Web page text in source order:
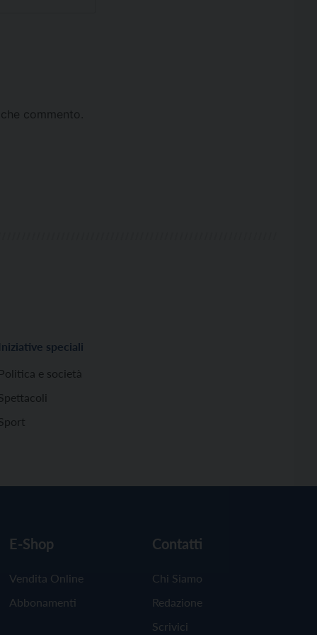
commento.
Iniziative speciali
Politica e società
E-Shop
Vendita Online
Abbonamenti
Contatti
Chi Siamo
Redazione
Scrivici